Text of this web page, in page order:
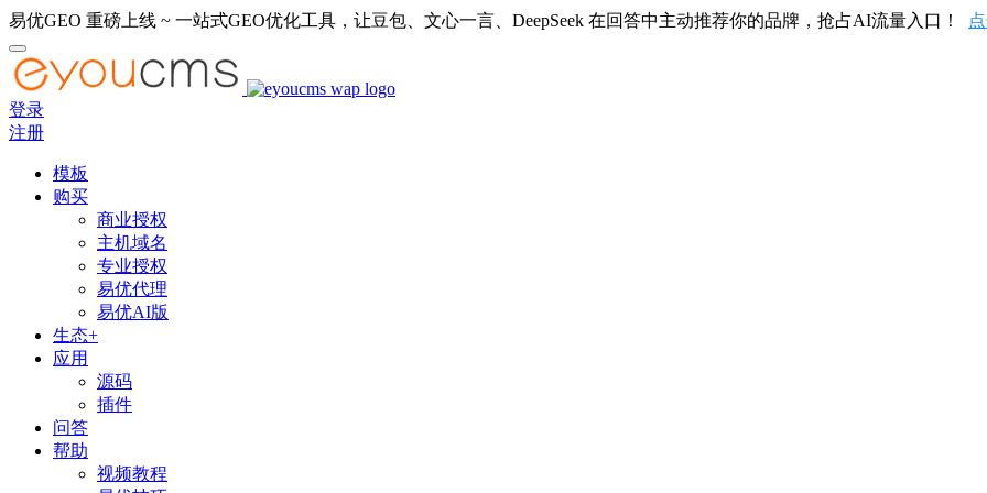
易优GEO 重磅上线 ~ 一站式GEO优化工具，让豆包、文心一言、DeepSeek 在回答中主动推荐你的品牌，抢占AI流量入口！
登录
注册
模板
购买
商业授权
主机域名
专业授权
易优代理
易优AI版
生态+
应用
源码
插件
问答
帮助
视频教程